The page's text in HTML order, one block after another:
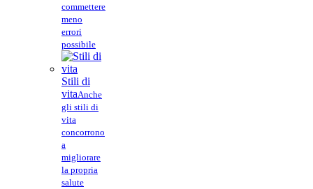
commettere
meno
errori
possibile
Stili di
vitaAnche
gli stili di
vita
concorrono
a
migliorare
la propria
salute